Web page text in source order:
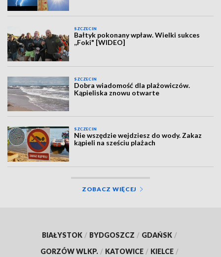
SZCZECIN
Bałtyk pokonany wpław. Wielki sukces
,,Foki" [WIDEO]
SZCZECIN
Dobra wiadomość dla plażowiczów.
Kąpieliska znowu otwarte
SZCZECIN
Nie wszędzie wejdziesz do wody. Zakaz
kąpieli na sześciu plażach
ZOBACZ WIĘCEJ
BIAŁYSTOK / BYDGOSZCZ / GDAŃSK /
GORZÓW WLKP. / KATOWICE / KIELCE /